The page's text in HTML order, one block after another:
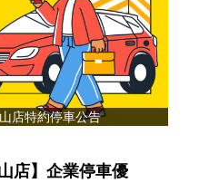
店特約停車公告
店】企業停車優